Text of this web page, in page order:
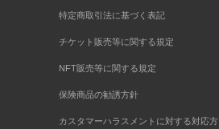
特定商取引法に基づく表記
チケット販売等に関する規定
NFT販売等に関する規定
保険商品の勧誘方針
カスタマーハラスメントに対する対応方